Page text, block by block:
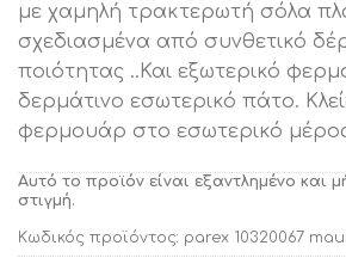
με χαμηλή τρακτερωτή σόλα
σχεδιασμένα από συνθετικό
ποιότητας ..Και εξωτερικό
δερμάτινο εσωτερικό πάτο.
φερμουάρ στο εσωτερικό
Αυτό το προϊόν είναι εξαντλημένο και
στιγμή.
Κωδικός προϊόντος: parex 10320067